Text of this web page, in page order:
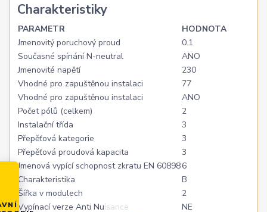
Charakteristiky
PARAMETR
HODNOTA
Jmenovitý poruchový proud
0.1
Současné spínání N-neutral
ANO
Jmenovité napětí
230
Vhodné pro zapuštěnou instalaci
77
Vhodné pro zapuštěnou instalaci
ANO
Počet pólů (celkem)
2
Instalační třída
3
Přepěťová kategorie
3
Přepěťová proudová kapacita
3
Jmenová vypící schopnost zkratu EN 608986
Charakteristika
B
Šířka v modulech
2
Vypínací verze Anti Nuisance
NE